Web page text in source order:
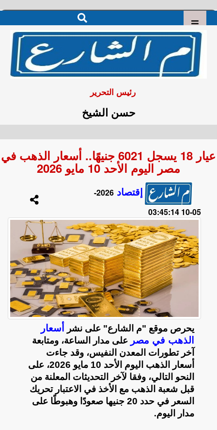
رئيس التحرير
حسن الشيخ
عيار 18 يسجل 6021 جنيهًا.. أسعار الذهب في
مصر اليوم الأحد 10 مايو 2026
إقتصاد
2026-
05-10 03:45:14
يحرص موقع "م الشارع" على نشر
أسعار
الذهب في مصر على مدار الساعة، ومتابعة
آخر تطورات المعدن النفيس، وقد جاءت
أسعار الذهب اليوم الأحد 10 مايو 2026، على
النحو التالي، وفقا لآخر التحديثات المعلنة من
قبل شعبة الذهب مع الأخذ في الاعتبار تحريك
السعر في حدد 20 جنيها صعودًا وهبوطًا على
مدار اليوم.